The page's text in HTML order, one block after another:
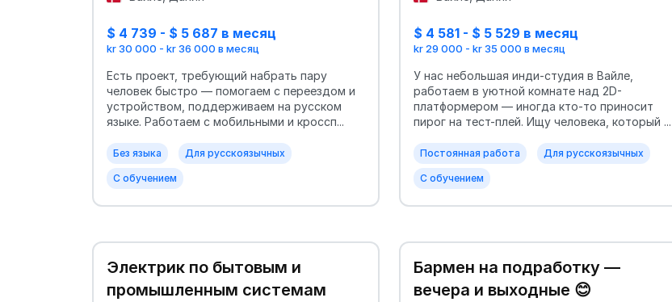
$ 4 739 - $ 5 687 в месяц
kr 30 000 - kr 36 000 в месяц
Есть проект, требующий набрать пару
человек быстро — помогаем с переездом и
устройством, поддерживаем на русском
языке. Работаем с мобильными и кроссп...
Без языка Для русскоязычных
С обучением
$ 4 581 - $ 5 529 в месяц
kr 29 000 - kr 35 000 в месяц
У нас небольшая инди-студия в Вайле,
работаем в уютной комнате над 2D-
платформером — иногда кто-то приносит
пирог на тест-плей. Ищу человека, который ...
Постоянная работа Для русскоязычных
С обучением
Электрик по бытовым и
промышленным системам
Бармен на подработку —
вечера и выходные 😊